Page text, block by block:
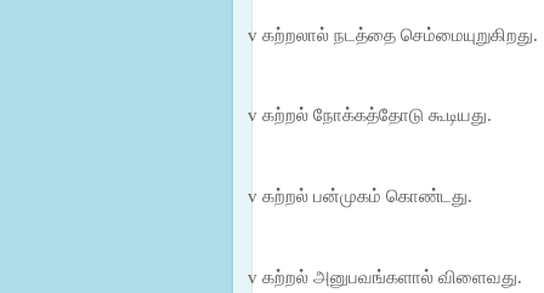
v கற்றலால் நடத்தை செம்மையுறுகிறது.
v கற்றல் நோக்கத்தோடு கூடியது.
v கற்றல் பன்முகம் கொண்டது.
v கற்றல் அனுபவங்களால் விளைவது.